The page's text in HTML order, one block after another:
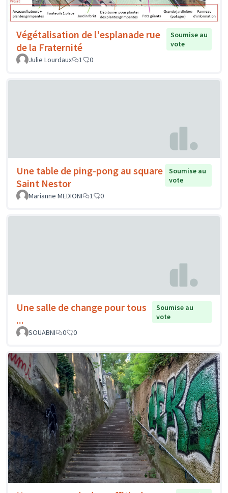
Végétalisation de l'esplanade rue
de la Fraternité
Soumise au
vote
Julie Lourdaux
1 0
Une table de ping-pong au square
Saint Nestor
Soumise au
vote
Marianne MEDIONI
1 0
Une salle de change pour tous
...
Soumise au
vote
SOUABNI
0 0